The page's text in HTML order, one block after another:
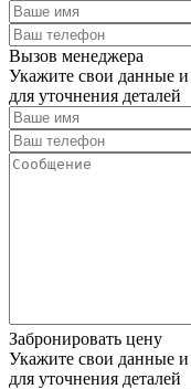
Вызов менеджера
Укажите свои данные
для уточнения деталей
Забронировать цену
Укажите свои данные
для уточнения деталей